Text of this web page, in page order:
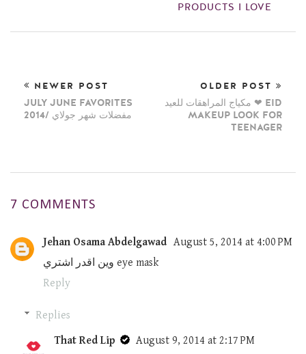
PRODUCTS I LOVE
NEWER POST
JULY JUNE FAVORITES
2014/ مفضلات شهر جولاي
OLDER POST
مكياج المراهقات للعيد ❤ EID
MAKEUP LOOK FOR
TEENAGER
7 COMMENTS
Jehan Osama Abdelgawad August 5, 2014 at 4:00 PM
وين اقدر اشتري eye mask
Reply
Replies
That Red Lip
August 9, 2014 at 2:17 PM